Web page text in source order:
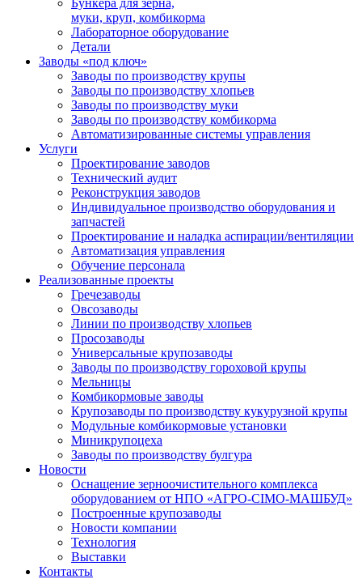
муки, круп, комбикорма
Лабораторное оборудование
Детали
Заводы «под ключ»
Заводы по производству крупы
Заводы по производству хлопьев
Заводы по производству муки
Заводы по производству комбикорма
Автоматизированные системы управления
Услуги
Проектирование заводов
Технический аудит
Реконструкция заводов
Индивидуальное производство оборудования и
запчастей
Проектирование и наладка аспирации/вентиляции
Автоматизация управления
Обучение персонала
Реализованные проекты
Гречезаводы
Овсозаводы
Линии по производству хлопьев
Просозаводы
Универсальные крупозаводы
Заводы по производству гороховой крупы
Мельницы
Комбикормовые заводы
Крупозаводы по производству кукурузной крупы
Модульные комбикормовые установки
Миникрупоцеха
Заводы по производству булгура
Новости
Оснащение зерноочистительного комплекса
оборудованием от НПО «АГРО-СІМО-МАШБУД»
Построенные крупозаводы
Новости компании
Технология
Выставки
Контакты